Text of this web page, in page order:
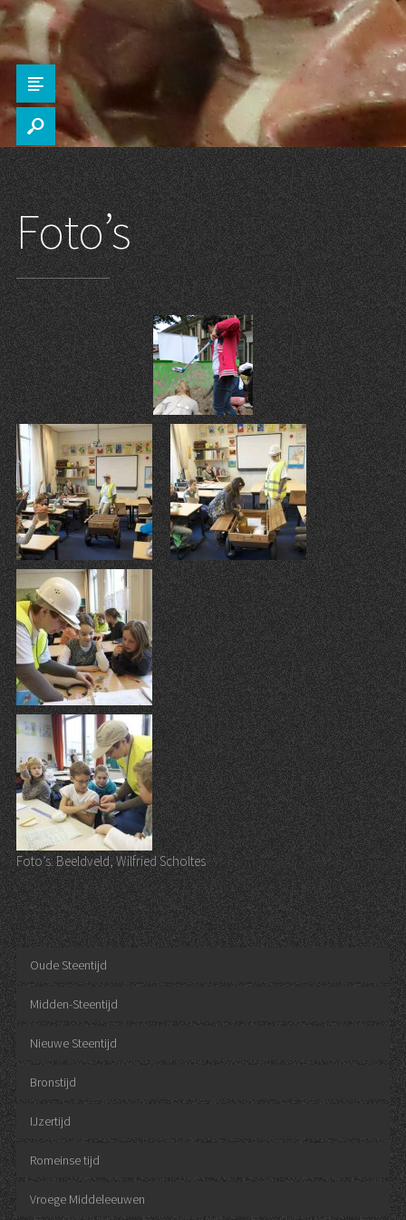
Z
s
Foto’s
Foto’s: Beeldveld, Wilfried Scholtes
Oude Steentijd
Midden-Steentijd
Nieuwe Steentijd
Bronstijd
IJzertijd
Romeinse tijd
Vroege Middeleeuwen